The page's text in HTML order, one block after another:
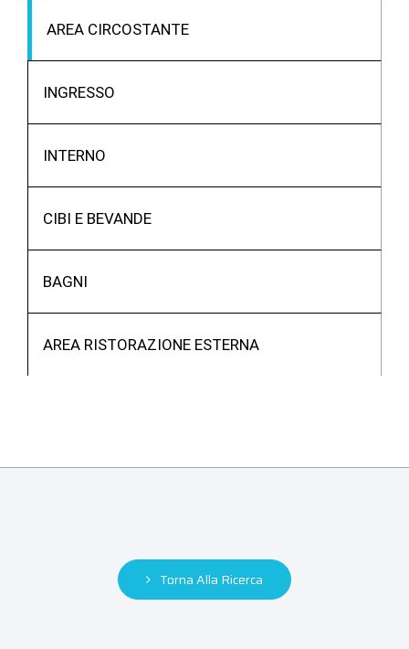
AREA CIRCOSTANTE
INGRESSO
INTERNO
CIBI E BEVANDE
BAGNI
AREA RISTORAZIONE ESTERNA
Torna Alla Ricerca